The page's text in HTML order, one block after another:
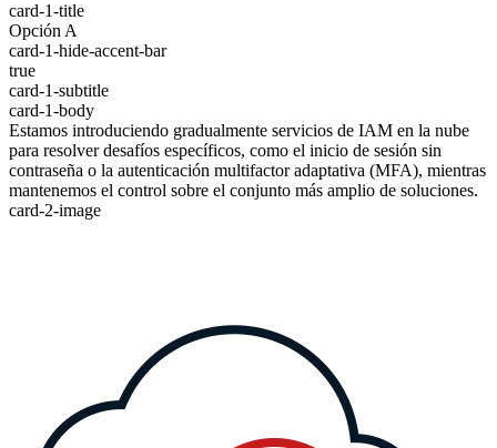
card-1-title
Opción A
card-1-hide-accent-bar
true
card-1-subtitle
card-1-body
Estamos introduciendo gradualmente servicios de IAM en la nube
para resolver desafíos específicos, como el inicio de sesión sin
contraseña o la autenticación multifactor adaptativa (MFA), mientras
mantenemos el control sobre el conjunto más amplio de soluciones.
card-2-image